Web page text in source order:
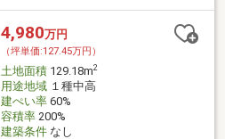
4,980万円
（坪単価:127.45万円）
土地面積129.18m2
用途地域１種中高
建ぺい率60%
容積率200%
建築条件なし